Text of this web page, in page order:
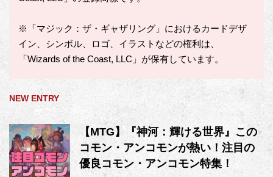
※「マジック：ザ・ギャザリング」におけるカードデザ
イン、シンボル、ロゴ、イラストなどの権利は、
「Wizards of the Coast, LLC」が保有しています。
NEW ENTRY
【MTG】『神河：輝ける世界』この
コモン・アンコモンが熱い！注目の
優良コモン・アンコモン特集！